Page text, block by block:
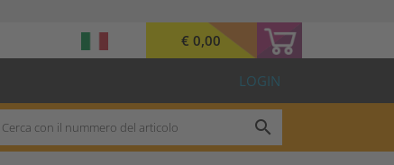
€ 0,00
LOGIN
search